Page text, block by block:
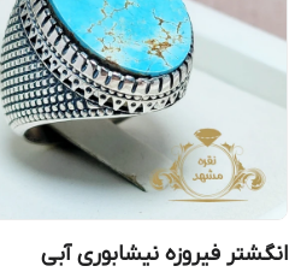
انگشتر فیروزه نیشابوری آبی